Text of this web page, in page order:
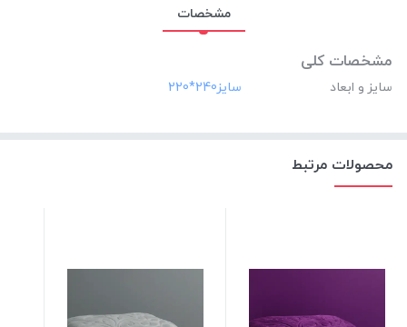
مشخصات
مشخصات کلی
سایز و ابعاد
محصولات مرتبط